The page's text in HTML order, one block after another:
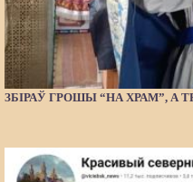
ЗБІРАЎ ГРОШЫ “НА ХРАМ”, А